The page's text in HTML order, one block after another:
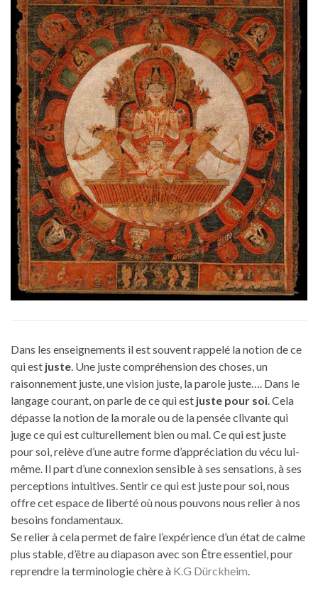
Dans les enseignements il est souvent rappelé la notion de ce
qui est juste. Une juste compréhension des choses, un
raisonnement juste, une vision juste, la parole juste…. Dans le
langage courant, on parle de ce qui est juste pour soi. Cela
dépasse la notion de la morale ou de la pensée clivante qui
juge ce qui est culturellement bien ou mal. Ce qui est juste
pour soi, relève d’une autre forme d’appréciation du vécu lui-
même. Il part d’une connexion sensible à ses sensations, à ses
perceptions intuitives. Sentir ce qui est juste pour soi, nous
offre cet espace de liberté où nous pouvons nous relier à nos
besoins fondamentaux.
Se relier à cela permet de faire l’expérience d’un état de calme
plus stable, d’être au diapason avec son Être essentiel, pour
reprendre la terminologie chère à K.G Dürckheim.